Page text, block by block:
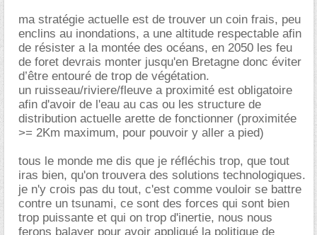
ma stratégie actuelle est de trouver un coin frais, peu
enclins au inondations, a une altitude respectable afin
de résister a la montée des océans, en 2050 les feu
de foret devrais monter jusqu'en Bretagne donc éviter
d’être entouré de trop de végétation.
un ruisseau/riviere/fleuve a proximité est obligatoire
afin d'avoir de l'eau au cas ou les structure de
distribution actuelle arette de fonctionner (proximitée
>= 2Km maximum, pour pouvoir y aller a pied)
tous le monde me dis que je réfléchis trop, que tout
iras bien, qu'on trouvera des solutions technologiques.
je n'y crois pas du tout, c'est comme vouloir se battre
contre un tsunami, ce sont des forces qui sont bien
trop puissante et qui on trop d'inertie, nous nous
ferons balayer pour avoir appliqué la politique de